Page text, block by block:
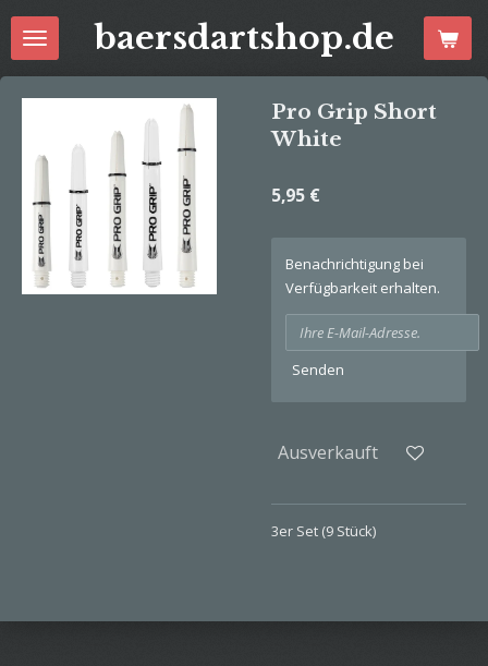
Zum
Hauptinhalt
baersdartshop.de
Pro Grip Short
White
5,95 €
Benachrichtigung bei
Verfügbarkeit erhalten.
Senden
Ausverkauft
3er Set (9 Stück)